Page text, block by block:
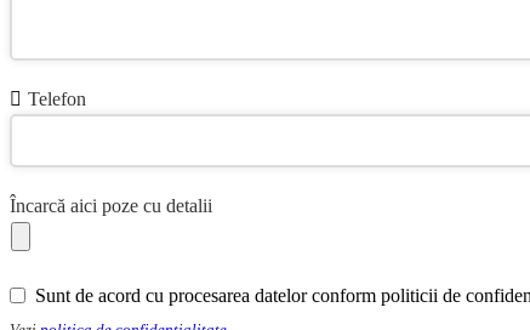
Email
Address *
Telefon
Încarcă aici poze cu detalii
Sunt de acord cu procesarea datelor conform politicii de